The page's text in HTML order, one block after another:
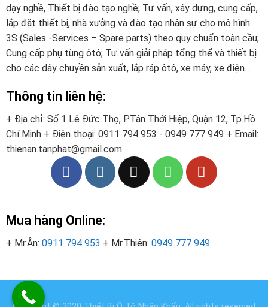
dạy nghề, Thiết bị đào tạo nghề; Tư vấn, xây dựng, cung cấp,
lắp đặt thiết bị, nhà xưởng và đào tạo nhân sự cho mô hình
3S (Sales -Services – Spare parts) theo quy chuẩn toàn cầu;
Cung cấp phụ tùng ôtô; Tư vấn giải pháp tổng thể và thiết bị
cho các dây chuyền sản xuất, lắp ráp ôtô, xe máy, xe điện…
Thông tin liên hệ:
+ Địa chỉ: Số 1 Lê Đức Thọ, P.Tân Thới Hiệp, Quận 12, Tp.Hồ
Chí Minh + Điện thoại: 0911 794 953 - 0949 777 949 + Email:
thienan.tanphat@gmail.com
Mua hàng Online:
+ Mr.Ân: 0911 794 953 + Mr.Thiên: 0949 777 949